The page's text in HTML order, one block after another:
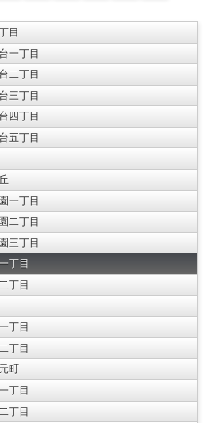
目
一丁目
二丁目
三丁目
四丁目
五丁目
一丁目
二丁目
三丁目
丁目
丁目
丁目
丁目
町
丁目
丁目